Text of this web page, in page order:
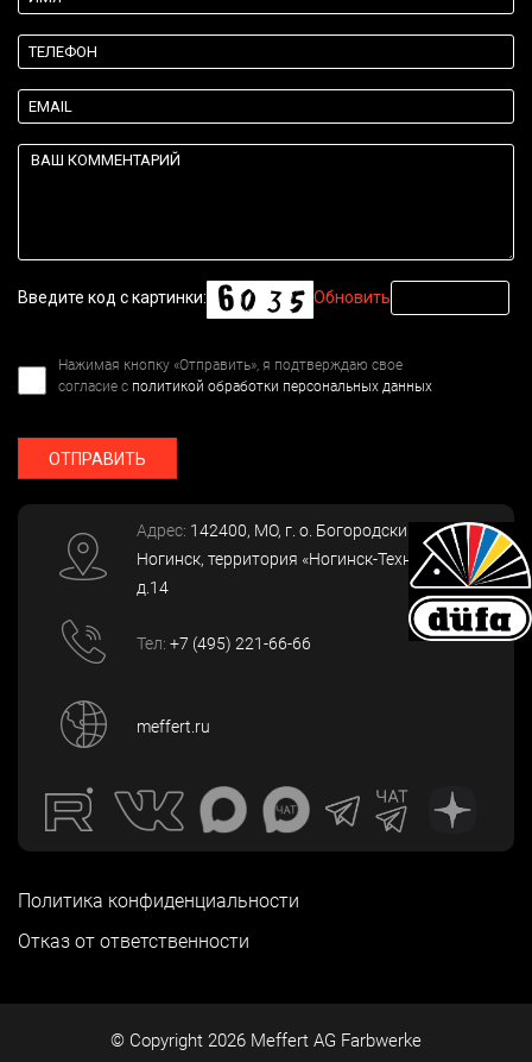
Введите код с картинки: Обновить
Нажимая кнопку «Отправить», я подтверждаю свое
согласие с политикой обработки персональных данных
ОТПРАВИТЬ
Адрес: 142400, МО, г. о. Богородский, г.
Ногинск, территория «Ногинск-Технопарк»,
д.14
Тел: +7 (495) 221-66-66
meffert.ru
Политика конфиденциальности
Отказ от ответственности
© Copyright 2026 Meffert AG Farbwerke